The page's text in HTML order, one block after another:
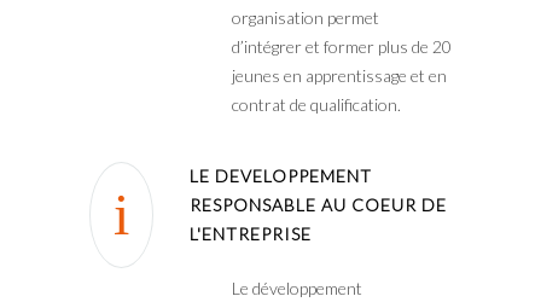
organisation permet
d’intégrer et former plus de 20
jeunes en apprentissage et en
contrat de qualification.
LE DEVELOPPEMENT
RESPONSABLE AU COEUR DE
L'ENTREPRISE
Le développement